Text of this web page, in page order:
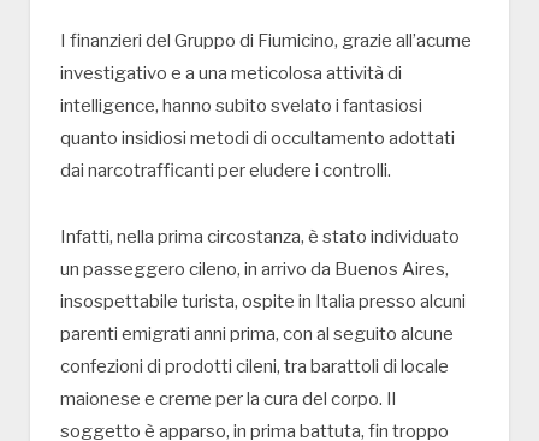
I finanzieri del Gruppo di Fiumicino, grazie all’acume
investigativo e a una meticolosa attività di
intelligence, hanno subito svelato i fantasiosi
quanto insidiosi metodi di occultamento adottati
dai narcotrafficanti per eludere i controlli.
Infatti, nella prima circostanza, è stato individuato
un passeggero cileno, in arrivo da Buenos Aires,
insospettabile turista, ospite in Italia presso alcuni
parenti emigrati anni prima, con al seguito alcune
confezioni di prodotti cileni, tra barattoli di locale
maionese e creme per la cura del corpo. Il
soggetto è apparso, in prima battuta, fin troppo